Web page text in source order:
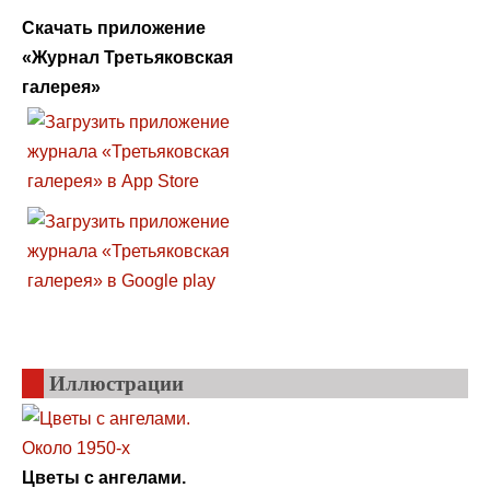
Скачать приложение
«Журнал Третьяковская
галерея»
Иллюстрации
Цветы с ангелами.